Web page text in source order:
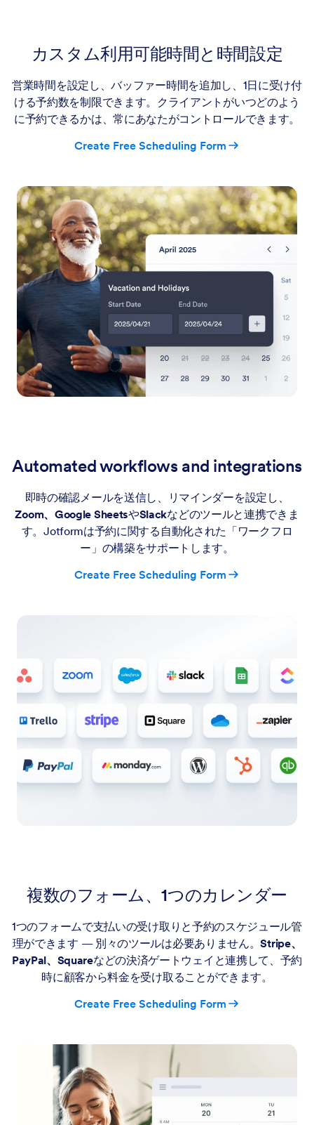
カスタム利用可能時間と時間設定
営業時間を設定し、バッファー時間を追加し、1日に受け付
ける予約数を制限できます。クライアントがいつどのよう
に予約できるかは、常にあなたがコントロールできます。
Create Free Scheduling Form
Automated workflows and integrations
即時の確認メールを送信し、リマインダーを設定し、
Zoom、Google SheetsやSlackなどのツールと連携できま
す。Jotformは予約に関する自動化された「ワークフロ
ー」の構築をサポートします。
Create Free Scheduling Form
複数のフォーム、1つのカレンダー
1つのフォームで支払いの受け取りと予約のスケジュール管
理ができます — 別々のツールは必要ありません。Stripe、
PayPal、Squareなどの決済ゲートウェイと連携して、予約
時に顧客から料金を受け取ることができます。
Create Free Scheduling Form